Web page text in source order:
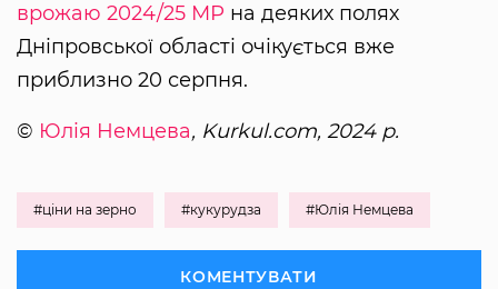
врожаю 2024/25 МР на деяких полях
Дніпровської області очікується вже
приблизно 20 серпня.
© Юлія Немцева, Kurkul.com, 2024 р.
#ціни на зерно #кукурудза #Юлія Немцева
КОМЕНТУВАТИ